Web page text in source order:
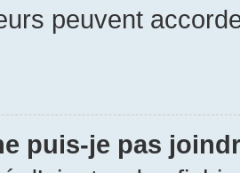
peuvent
puis-je pas